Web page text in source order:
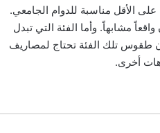
بالملابس الجديدة وحاجته للتبديل والحصول على 3 بدلات على الأقل مناسبة للدوام الجامعي.
مشابهاً. وأما الفئة التي تبدل
أن طقوس تلك الفئة تحتاج لمصاريف
أخرى.